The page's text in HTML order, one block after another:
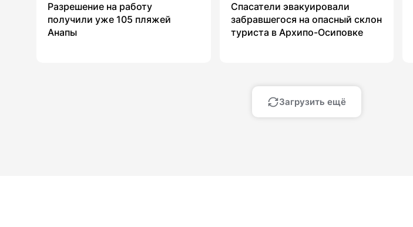
Разрешение на работу
получили уже 105 пляжей
Анапы
Спасатели эвакуировали
забравшегося на опасный склон
туриста в Архипо-Осиповке
Загрузить ещё